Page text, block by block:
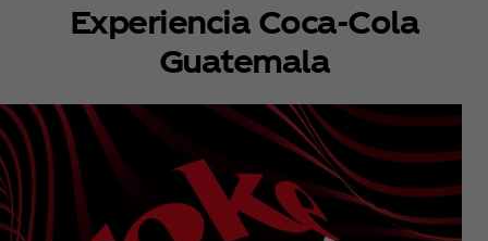
Experiencia Coca‑Cola
Guatemala